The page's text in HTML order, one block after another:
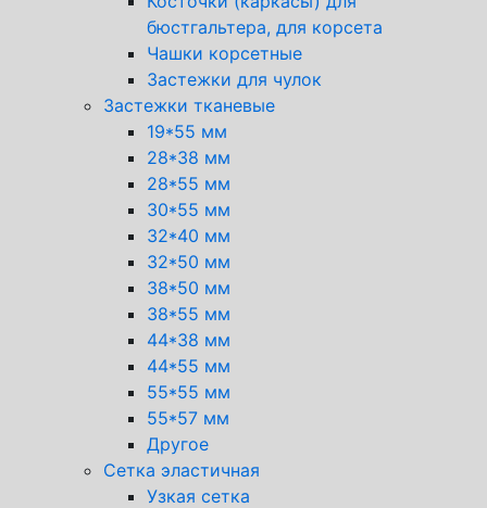
бюстгальтера, для корсета
Чашки корсетные
Застежки для чулок
Застежки тканевые
19*55 мм
28*38 мм
28*55 мм
30*55 мм
32*40 мм
32*50 мм
38*50 мм
38*55 мм
44*38 мм
44*55 мм
55*55 мм
55*57 мм
Другое
Сетка эластичная
Узкая сетка